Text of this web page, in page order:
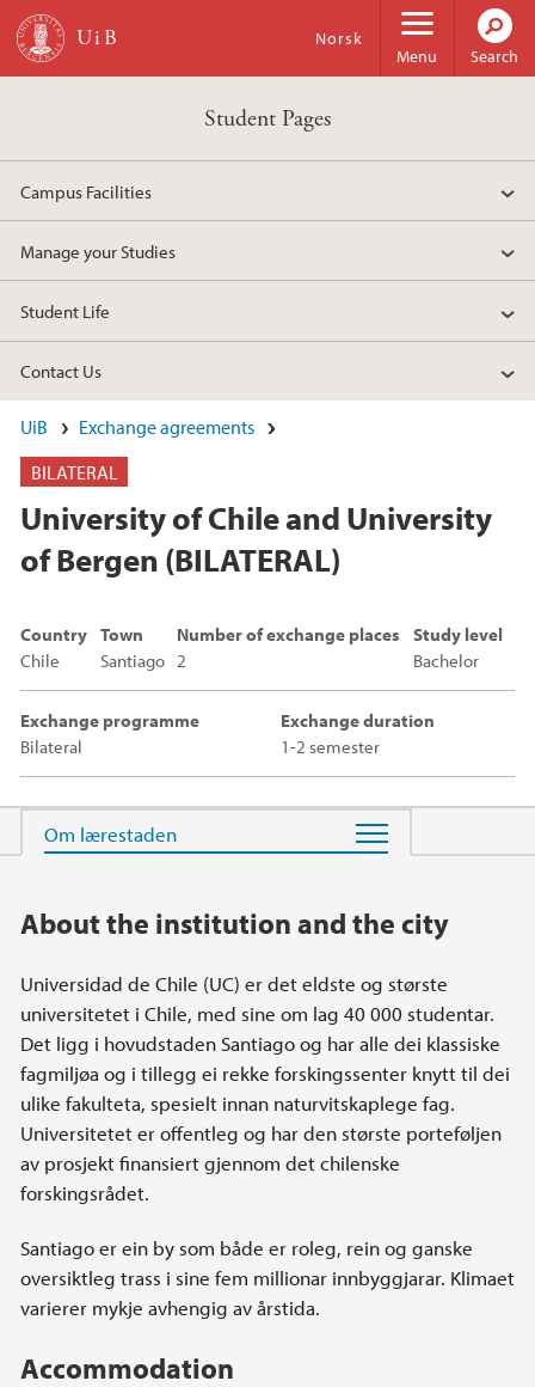
Skip to main content
Menu
Norsk
Search
Student Pages
Campus Facilities
Manage your Studies
Student Life
Contact Us
UiB
Exchange agreements
BILATERAL
University of Chile and University
of Bergen (BILATERAL)
Country
Chile
Town
Santiago
Number of exchange places
2
Study level
Bachelor
Exchange programme
Bilateral
Exchange duration
1-2 semester
Main content
About the institution and the city
Universidad de Chile (UC) er det eldste og største
universitetet i Chile, med sine om lag 40 000 studentar.
Det ligg i hovudstaden Santiago og har alle dei klassiske
fagmiljøa og i tillegg ei rekke forskingssenter knytt til dei
ulike fakulteta, spesielt innan naturvitskaplege fag.
Universitetet er offentleg og har den største porteføljen
av prosjekt finansiert gjennom det chilenske
forskingsrådet.
Santiago er ein by som både er roleg, rein og ganske
oversiktleg trass i sine fem millionar innbyggjarar. Klimaet
varierer mykje avhengig av årstida.
Accommodation